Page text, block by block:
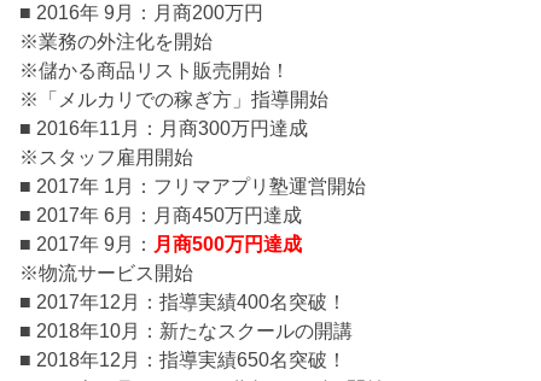
■ 2016年 9月：月商200万円
※業務の外注化を開始
※儲かる商品リスト販売開始！
※「メルカリでの稼ぎ方」指導開始
■ 2016年11月：月商300万円達成
※スタッフ雇用開始
■ 2017年 1月：フリマアプリ塾運営開始
■ 2017年 6月：月商450万円達成
■ 2017年 9月： 月商500万円達成
※物流サービス開始
■ 2017年12月：指導実績400名突破！
■ 2018年10月：新たなスクールの開講
■ 2018年12月：指導実績650名突破！